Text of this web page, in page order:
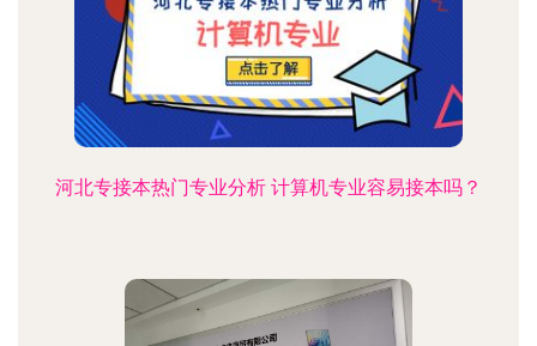
河北专接本热门专业分析 计算机专业容易接本吗？